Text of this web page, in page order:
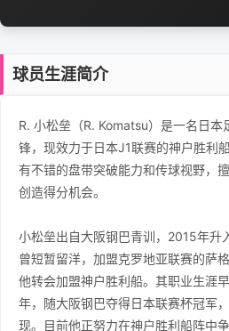
球员生涯简介
R. 小松垒（R. Komatsu）是一名日本
锋，现效力于日本J1联赛的神户胜利
有不错的盘带突破能力和传球视野，
创造得分机会。
小松垒出自大阪钢巴青训，2015年升
曾短暂留洋，加盟克罗地亚联赛的萨
他转会加盟神户胜利船。其职业生涯
年，随大阪钢巴夺得日本联赛杯冠军
现。目前他正努力在神户胜利船阵中